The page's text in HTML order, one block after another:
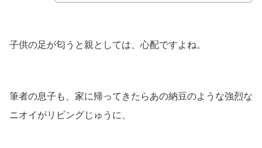
子供の足が匂うと親としては、心配ですよね。
筆者の息子も、家に帰ってきたらあの納豆のような強烈な
ニオイがリビングじゅうに、